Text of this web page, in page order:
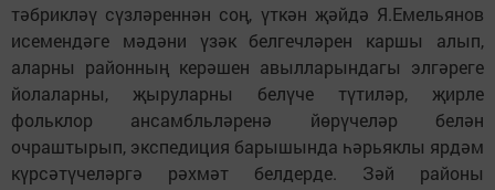
тәбрикләү сүзләреннән соң, үткән җәйдә Я.Емельянов
исемендәге мәдәни үзәк белгечләрен каршы алып,
аларны районның керәшен авылларындагы элгәреге
йолаларны, җыруларны белүче түтиләр, җирле
фольклор ансамбльләренә йөрүчеләр белән
очраштырып, экспедиция барышында һәрьяклы ярдәм
күрсәтүчеләргә рәхмәт белдерде. Зәй районы